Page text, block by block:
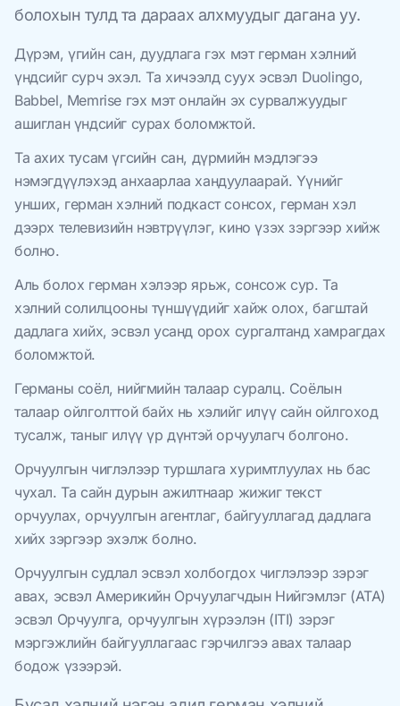
болохын тулд та дараах алхмуудыг дагана уу.
Дүрэм, үгийн сан, дуудлага гэх мэт герман хэлний
үндсийг сурч эхэл. Та хичээлд суух эсвэл Duolingo,
Babbel, Memrise гэх мэт онлайн эх сурвалжуудыг
ашиглан үндсийг сурах боломжтой.
Та ахих тусам үгсийн сан, дүрмийн мэдлэгээ
нэмэгдүүлэхэд анхаарлаа хандуулаарай. Үүнийг
унших, герман хэлний подкаст сонсох, герман хэл
дээрх телевизийн нэвтрүүлэг, кино үзэх зэргээр хийж
болно.
Аль болох герман хэлээр ярьж, сонсож сур. Та
хэлний солилцооны түншүүдийг хайж олох, багштай
дадлага хийх, эсвэл усанд орох сургалтанд хамрагдах
боломжтой.
Германы соёл, нийгмийн талаар суралц. Соёлын
талаар ойлголттой байх нь хэлийг илүү сайн ойлгоход
тусалж, таныг илүү үр дүнтэй орчуулагч болгоно.
Орчуулгын чиглэлээр туршлага хуримтлуулах нь бас
чухал. Та сайн дурын ажилтнаар жижиг текст
орчуулах, орчуулгын агентлаг, байгууллагад дадлага
хийх зэргээр эхэлж болно.
Орчуулгын судлал эсвэл холбогдох чиглэлээр зэрэг
авах, эсвэл Америкийн Орчуулагчдын Нийгэмлэг (ATA)
эсвэл Орчуулга, орчуулгын хүрээлэн (ITI) зэрэг
мэргэжлийн байгууллагаас гэрчилгээ авах талаар
бодож үзээрэй.